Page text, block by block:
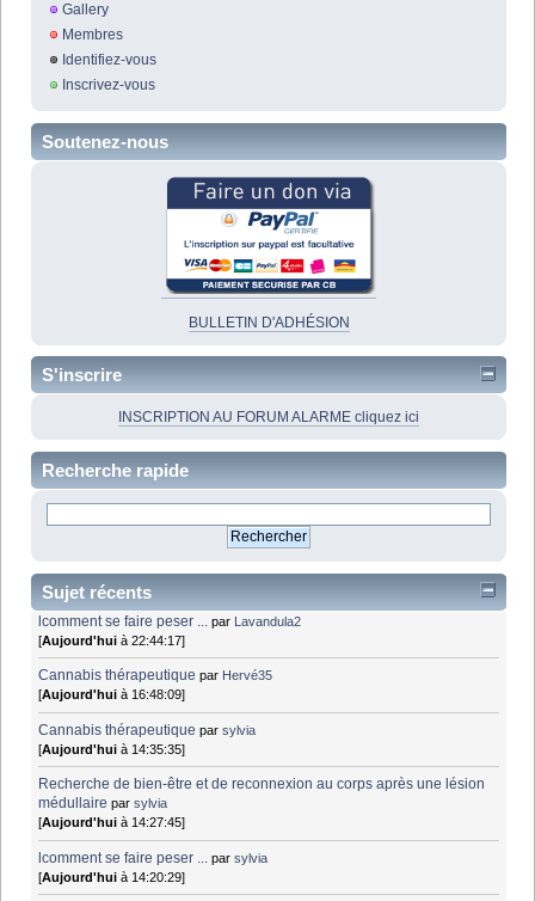
Gallery
Membres
Identifiez-vous
Inscrivez-vous
Soutenez-nous
BULLETIN D'ADHÉSION
S'inscrire
INSCRIPTION AU FORUM ALARME cliquez ici
Recherche rapide
Sujet récents
lcomment se faire peser ... par Lavandula2
[Aujourd'hui à 22:44:17]
Cannabis thérapeutique par Hervé35
[Aujourd'hui à 16:48:09]
Cannabis thérapeutique parsylvia
[Aujourd'hui à 14:35:35]
Recherche de bien-être et de reconnexion au corps après une lésion
médullaire parsylvia
[Aujourd'hui à 14:27:45]
lcomment se faire peser ... parsylvia
[Aujourd'hui à 14:20:29]